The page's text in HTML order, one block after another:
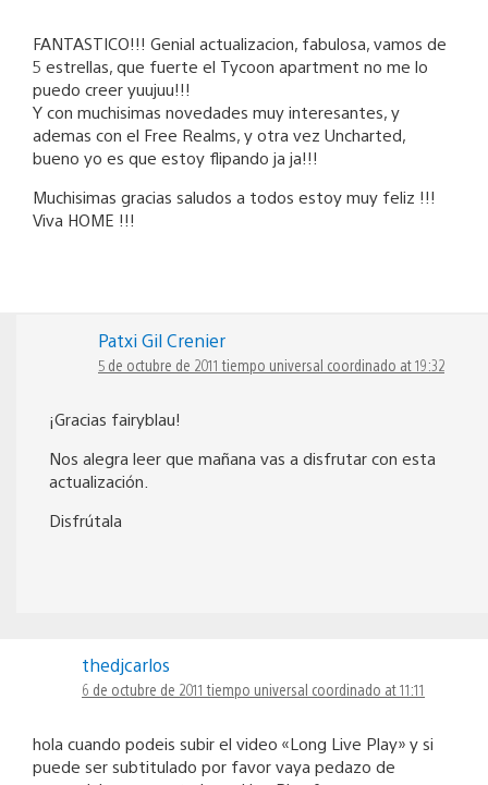
FANTASTICO!!! Genial actualizacion, fabulosa, vamos de
5 estrellas, que fuerte el Tycoon apartment no me lo
puedo creer yuujuu!!!
Y con muchisimas novedades muy interesantes, y
ademas con el Free Realms, y otra vez Uncharted,
bueno yo es que estoy flipando ja ja!!!
Muchisimas gracias saludos a todos estoy muy feliz !!!
Viva HOME !!!
Patxi Gil Crenier
5 de octubre de 2011 tiempo universal coordinado at 19:32
¡Gracias fairyblau!
Nos alegra leer que mañana vas a disfrutar con esta
actualización.
Disfrútala
thedjcarlos
6 de octubre de 2011 tiempo universal coordinado at 11:11
hola cuando podeis subir el video «Long Live Play» y si
puede ser subtitulado por favor vaya pedazo de